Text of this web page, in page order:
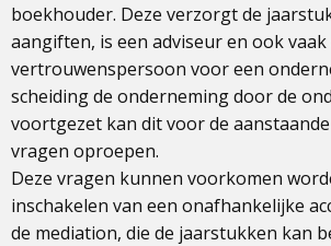
boekhouder. Deze verzorgt de
aangiften, is een adviseur en ook vaak
vertrouwenspersoon voor een
scheiding de onderneming door de
voortgezet kan dit voor de
vragen oproepen.
Deze vragen kunnen voorkomen
inschakelen van een onafhankelijke
de mediation, die de jaarstukken kan